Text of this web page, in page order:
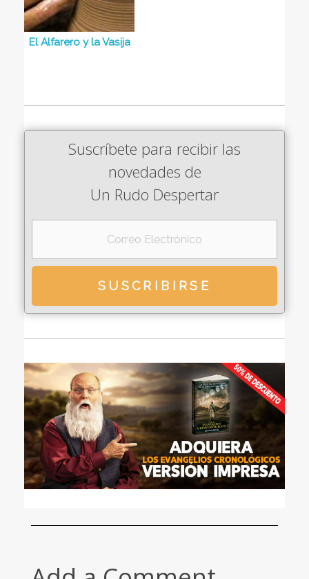
El Alfarero y la Vasija
Suscríbete para recibir las
novedades de
Un Rudo Despertar